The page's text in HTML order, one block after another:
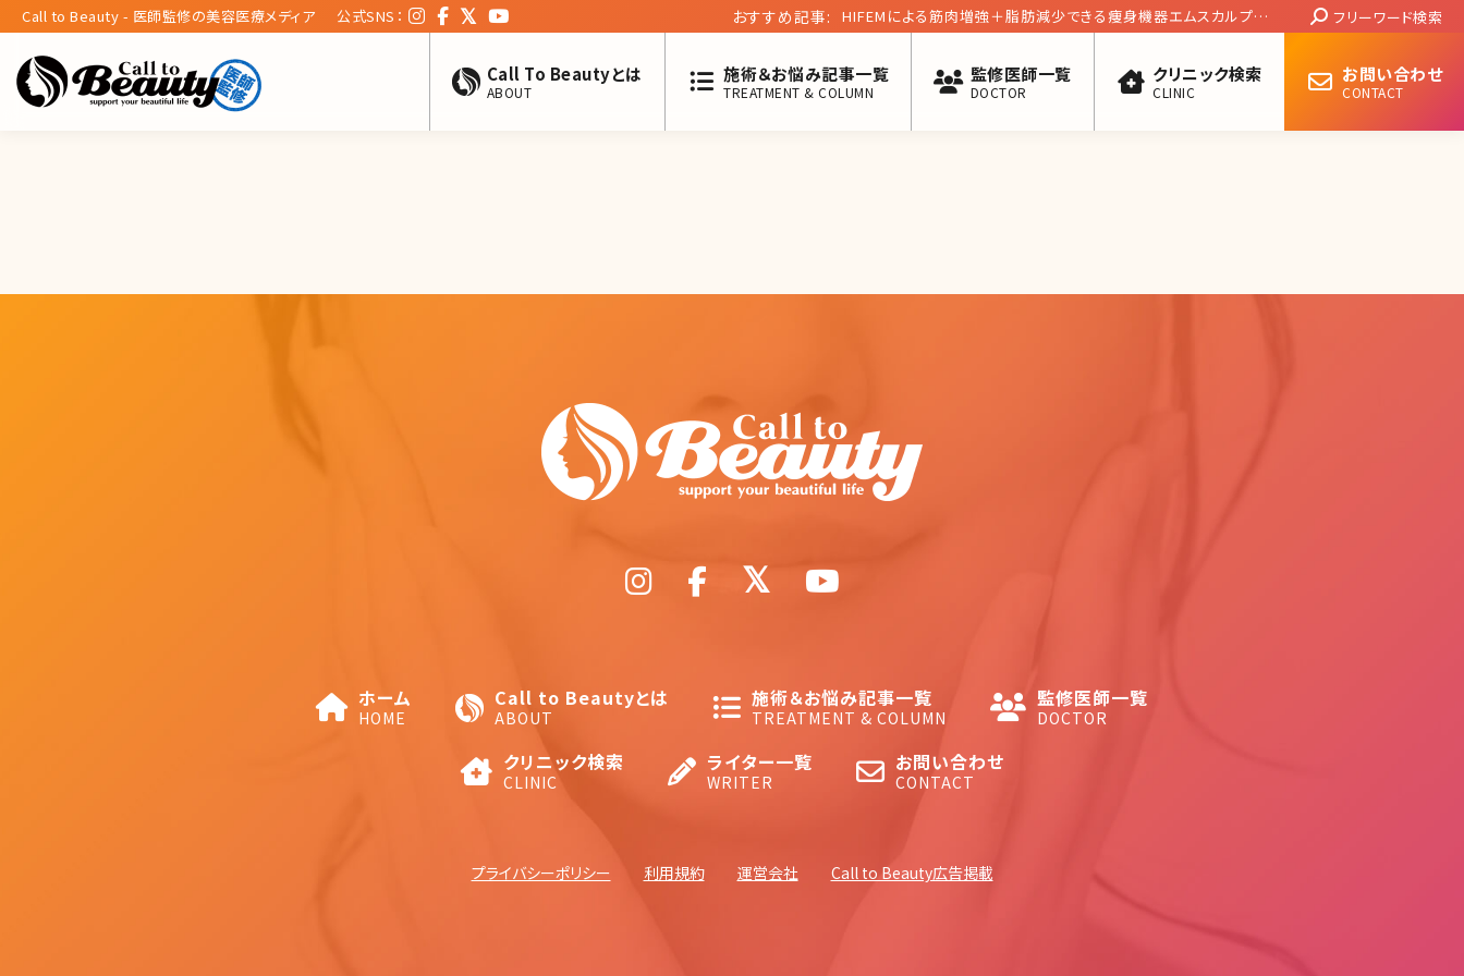
Call to Beauty - 医師監修の美容医療メディア 公式SNS： おすすめ記事:
HIFEMによる筋肉増強＋脂肪減少できる痩身機器エムスカルプト
Search:
フリーワード検索
Call To Beautyとは
ABOUT
施術＆お悩み記事一覧
TREATMENT & COLUMN
監修医師一覧
DOCTOR
クリニック検索
CLINIC
お問い合わせ
CONTACT
ホーム
HOME
Call to Beautyとは
ABOUT
施術＆お悩み記事一覧
TREATMENT & COLUMN
監修医師一覧
DOCTOR
クリニック検索
CLINIC
ライター一覧
WRITER
お問い合わせ
CONTACT
プライバシーポリシー 利用規約 運営会社 Call to Beauty広告掲載